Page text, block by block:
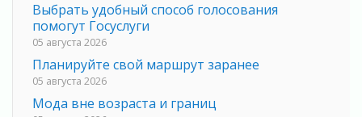
Выбрать удобный способ голосования
помогут Госуслуги
05 августа 2026
Планируйте свой маршрут заранее
05 августа 2026
Мода вне возраста и границ